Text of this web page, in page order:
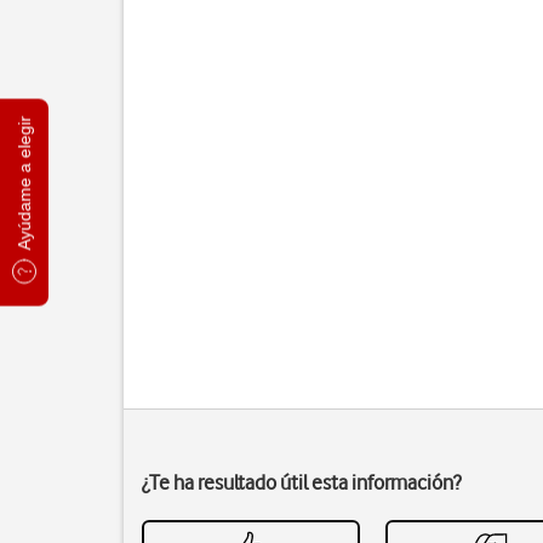
Ayúdame a elegir
¿Te ha resultado útil esta información?